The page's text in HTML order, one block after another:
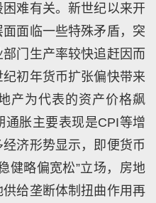
难有关。新世纪以来开
面临一些特殊矛盾，突
门生产率较快追赶因而
初年货币扩张偏快带来
产为代表的资产价格飙
通胀主要表现是CPI等增
济形势显示，即便货币
健略偏宽松”立场，房地
给垄断体制扭曲作用再